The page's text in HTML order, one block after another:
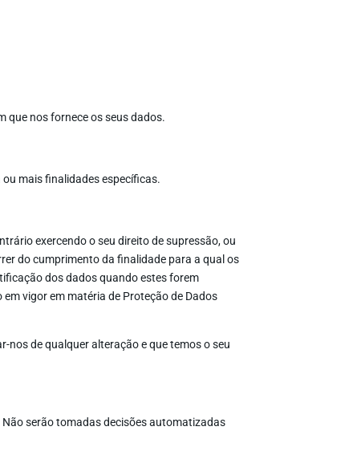
que nos fornece os seus dados.
mais finalidades específicas.
exercendo o seu direito de supressão, ou
do cumprimento da finalidade para a qual os
dos dados quando estes forem
vigor em matéria de Proteção de Dados
de qualquer alteração e que temos o seu
Não serão tomadas decisões automatizadas